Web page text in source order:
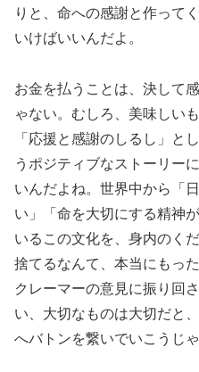
りと、命への感謝と作って
いけばいいんだよ。
お金を払うことは、決して
ゃない。むしろ、美味しい
「応援と感謝のしるし」と
うポジティブなストーリー
いんだよね。世界中から「
い」「命を大切にする精神
いるこの文化を、身内のく
捨てるなんて、本当にもっ
クレーマーの意見に振り回
い、大切なものは大切だと
へバトンを繋いでいこうじゃ